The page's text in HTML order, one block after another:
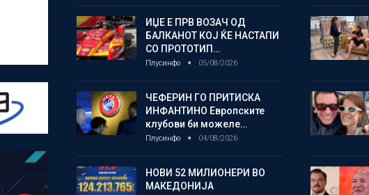
ИЏЕ Е ПРВ ВОЗАЧ ОД
БАЛКАНОТ КОЈ ЌЕ НАСТАПИ
СО ПРОТОТИП…
Плусинфо 05/08/2026
ЧЕФЕРИН ГО ПРИТИСКА
ИНФАНТИНО Европските
клубови би можеле…
Плусинфо 04/08/2026
НОВИ 52 МИЛИОНЕРИ ВО
МАКЕДОНИЈА